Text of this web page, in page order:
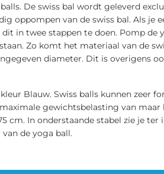
De swiss bal wordt geleverd
oppompen van de swiss bal. Als je
in twee stappen te doen. Pomp de
Zo komt het materiaal van de
diameter. Dit is overigens
Blauw. Swiss balls kunnen zeer
gewichtsbelasting van maar
cm. In onderstaande stabel zie je ter
de yoga ball.